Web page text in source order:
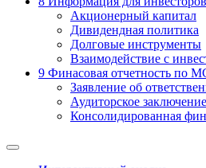
Акционерный капитал
Дивидендная политика
Долговые инструменты
Взаимодействие с
9 Финасовая отчетность по
Заявление об
Аудиторское
Консолидированная